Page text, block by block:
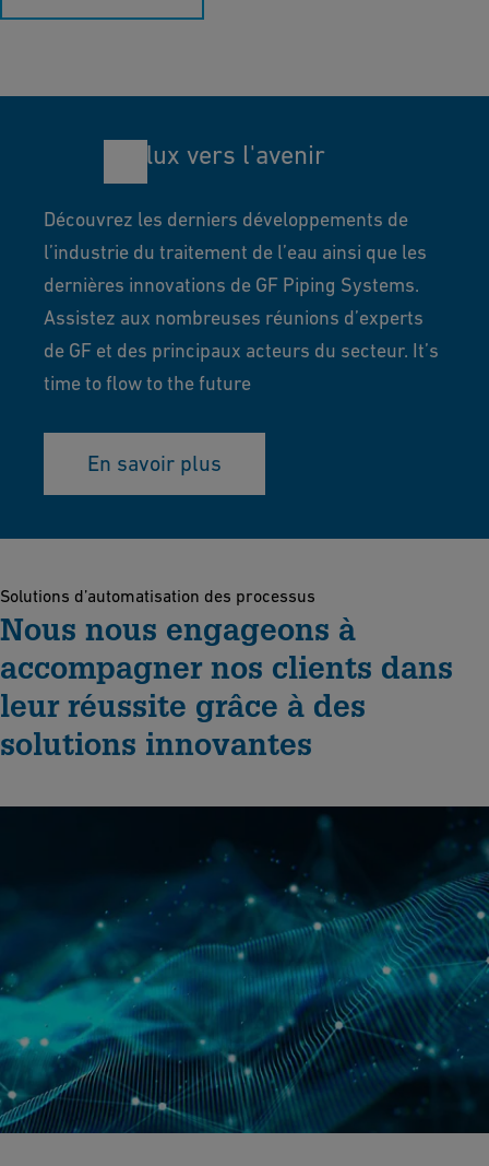
Le flux vers l'avenir
Découvrez les derniers développements de
l’industrie du traitement de l’eau ainsi que les
dernières innovations de GF Piping Systems.
Assistez aux nombreuses réunions d’experts
de GF et des principaux acteurs du secteur. It’s
time to flow to the future
En savoir plus
Solutions d’automatisation des processus
Nous nous engageons à
accompagner nos clients dans
leur réussite grâce à des
solutions innovantes